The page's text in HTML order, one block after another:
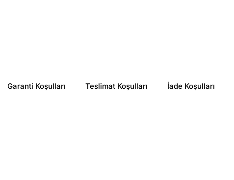
Garanti Koşulları Teslimat Koşulları İade Koşulları